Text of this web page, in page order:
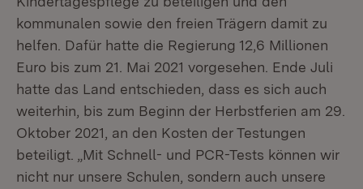
kommunalen sowie den freien Trägern damit zu
helfen. Dafür hatte die Regierung 12,6 Millionen
Euro bis zum 21. Mai 2021 vorgesehen. Ende Juli
hatte das Land entschieden, dass es sich auch
weiterhin, bis zum Beginn der Herbstferien am 29.
Oktober 2021, an den Kosten der Testungen
beteiligt. „Mit Schnell- und PCR-Tests können wir
nicht nur unsere Schulen, sondern auch unsere